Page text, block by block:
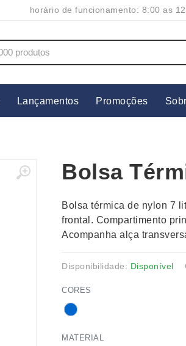
horário de funcionamento: 8:00 as
Cuidados Pessoais
Fones de
Kit
Lanternas
Lançamentos Promoções
Bolsa
Bolsa térmica de nylon 7
frontal. Compartimento
Acompanha alça
Disponibilidade: Disponível
CORES
MATERIAL